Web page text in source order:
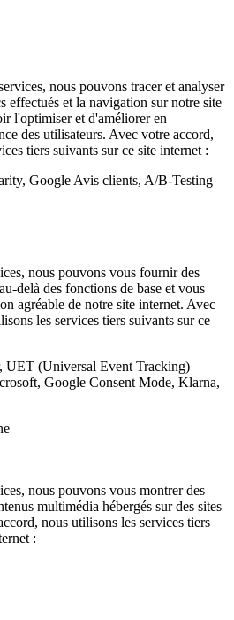
nous pouvons tracer et analyser
effectués et la navigation sur notre site
l'optimiser et d'améliorer en
des utilisateurs. Avec votre accord,
tiers suivants sur ce site internet :
Google Avis clients, A/B-Testing
nous pouvons vous fournir des
delà des fonctions de base et vous
agréable de notre site internet. Avec
les services tiers suivants sur ce
UET (Universal Event Tracking)
Google Consent Mode, Klarna,
nous pouvons vous montrer des
multimédia hébergés sur des sites
nous utilisons les services tiers
: